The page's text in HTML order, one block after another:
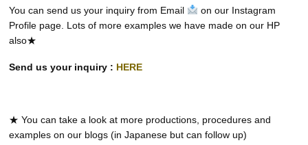
You can send us your inquiry from Email
on our Instagram
Profile page. Lots of more examples we have made on our HP
also★
Send us your inquiry : HERE
★ You can take a look at more productions, procedures and
examples on our blogs (in Japanese but can follow up)